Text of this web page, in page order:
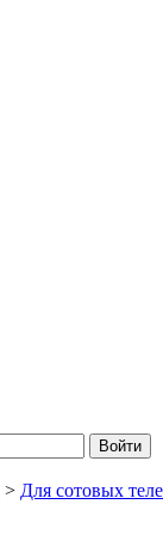
> Для сотовых